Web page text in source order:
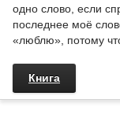
одно слово, если
последнее моё
«люблю», потому что
Книга